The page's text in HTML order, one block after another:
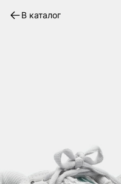
В каталог